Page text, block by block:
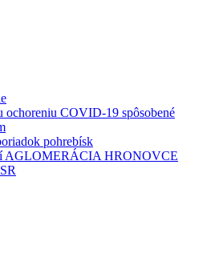
ochoreniu COVID-19 spôsobené
pohrebísk
AGLOMERÁCIA HRONOVCE